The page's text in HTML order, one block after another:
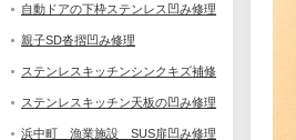
自動ドアの下枠ステンレス凹み修理
親子SD沓摺凹み修理
ステンレスキッチンシンクキズ補修
ステンレスキッチン天板の凹み修理
浜中町 漁業施設 SUS扉凹み修理